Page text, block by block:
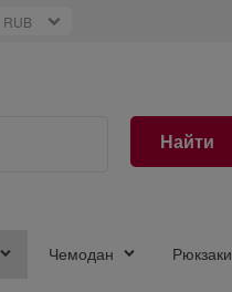
Найти
Чемодан Рюкзаки